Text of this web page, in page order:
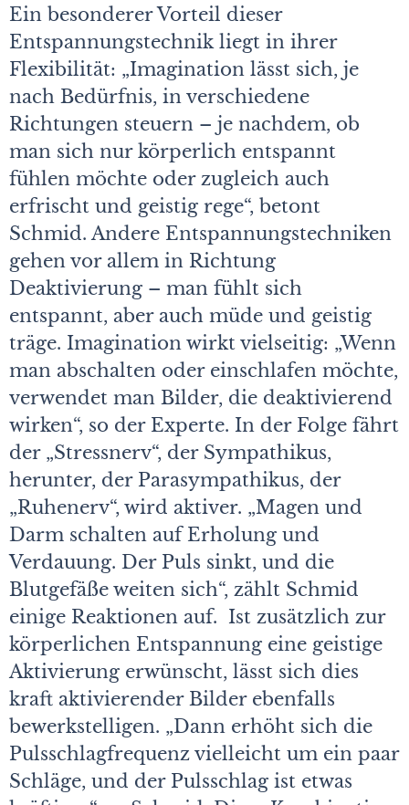
Ein besonderer Vorteil dieser
Entspannungstechnik liegt in ihrer
Flexibilität: „Imagination lässt sich, je
nach Bedürfnis, in verschiedene
Richtungen steuern – je nachdem, ob
man sich nur körperlich entspannt
fühlen möchte oder zugleich auch
erfrischt und geistig rege“, betont
Schmid. Andere Entspannungstechniken
gehen vor allem in Richtung
Deaktivierung – man fühlt sich
entspannt, aber auch müde und geistig
träge. Imagination wirkt vielseitig: „Wenn
man abschalten oder einschlafen möchte,
verwendet man Bilder, die deaktivierend
wirken“, so der Experte. In der Folge fährt
der „Stressnerv“, der Sympathikus,
herunter, der Parasympathikus, der
„Ruhenerv“, wird aktiver. „Magen und
Darm schalten auf Erholung und
Verdauung. Der Puls sinkt, und die
Blutgefäße weiten sich“, zählt Schmid
einige Reaktionen auf. Ist zusätzlich zur
körperlichen Entspannung eine geistige
Aktivierung erwünscht, lässt sich dies
kraft aktivierender Bilder ebenfalls
bewerkstelligen. „Dann erhöht sich die
Pulsschlagfrequenz vielleicht um ein paar
Schläge, und der Pulsschlag ist etwas